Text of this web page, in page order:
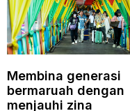
Membina generasi
bermaruah dengan
menjauhi zina